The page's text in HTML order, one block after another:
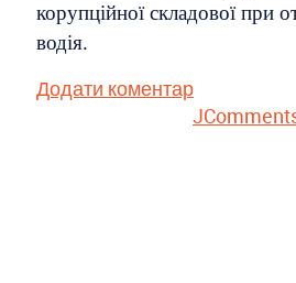
корупційної складової при
водія.
Додати коментар